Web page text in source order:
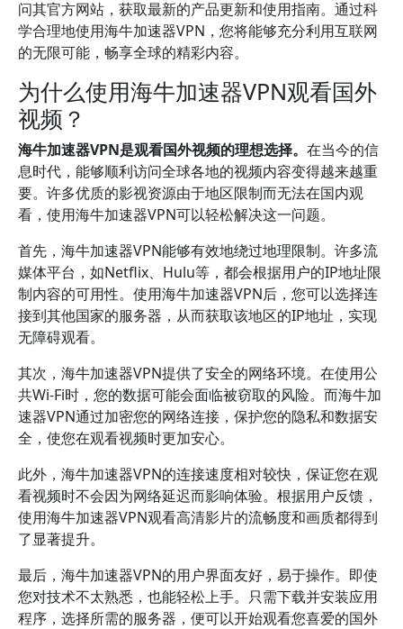
问其官方网站，获取最新的产品更新和使用指南。通过科
学合理地使用海牛加速器VPN，您将能够充分利用互联网
的无限可能，畅享全球的精彩内容。
为什么使用海牛加速器VPN观看国外
视频？
海牛加速器VPN是观看国外视频的理想选择。 在当今的信
息时代，能够顺利访问全球各地的视频内容变得越来越重
要。许多优质的影视资源由于地区限制而无法在国内观
看，使用海牛加速器VPN可以轻松解决这一问题。
首先，海牛加速器VPN能够有效地绕过地理限制。许多流
媒体平台，如Netflix、Hulu等，都会根据用户的IP地址限
制内容的可用性。使用海牛加速器VPN后，您可以选择连
接到其他国家的服务器，从而获取该地区的IP地址，实现
无障碍观看。
其次，海牛加速器VPN提供了安全的网络环境。在使用公
共Wi-Fi时，您的数据可能会面临被窃取的风险。而海牛加
速器VPN通过加密您的网络连接，保护您的隐私和数据安
全，使您在观看视频时更加安心。
此外，海牛加速器VPN的连接速度相对较快，保证您在观
看视频时不会因为网络延迟而影响体验。根据用户反馈，
使用海牛加速器VPN观看高清影片的流畅度和画质都得到
了显著提升。
最后，海牛加速器VPN的用户界面友好，易于操作。即使
您对技术不太熟悉，也能轻松上手。只需下载并安装应用
程序，选择所需的服务器，便可以开始观看您喜爱的国外